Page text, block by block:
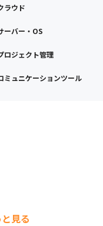
ラウド
ーバー・OS
ロジェクト管理
ミュニケーションツール
見る